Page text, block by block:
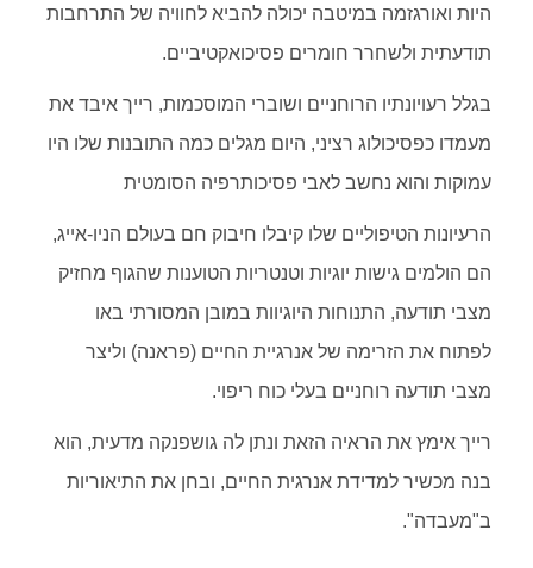
היות ואורגזמה במיטבה יכולה להביא לחוויה של התרחבות
תודעתית ולשחרר חומרים פסיכואקטיביים.
בגלל רעויונתיו הרוחניים ושוברי המוסכמות, רייך איבד את
מעמדו כפסיכולוג רציני, היום מגלים כמה התובנות שלו היו
עמוקות והוא נחשב לאבי פסיכותרפיה הסומטית
הרעיונות הטיפוליים שלו קיבלו חיבוק חם בעולם הניו-אייג,
הם הולמים גישות יוגיות וטנטריות הטוענות שהגוף מחזיק
מצבי תודעה, התנוחות היוגיוות במובן המסורתי באו
לפתוח את הזרימה של אנרגיית החיים (פראנה) וליצר
מצבי תודעה רוחניים בעלי כוח ריפוי.
רייך אימץ את הראיה הזאת ונתן לה גושפנקה מדעית, הוא
בנה מכשיר למדידת אנרגית החיים, ובחן את התיאוריות
ב"מעבדה".